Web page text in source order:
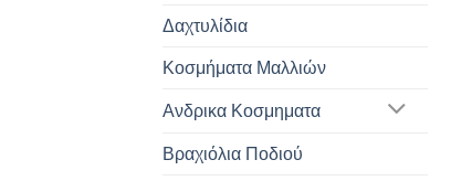
Δαχτυλίδια
Κοσμήματα Μαλλιών
Ανδρικα Κοσμηματα
Βραχιόλια Ποδιού